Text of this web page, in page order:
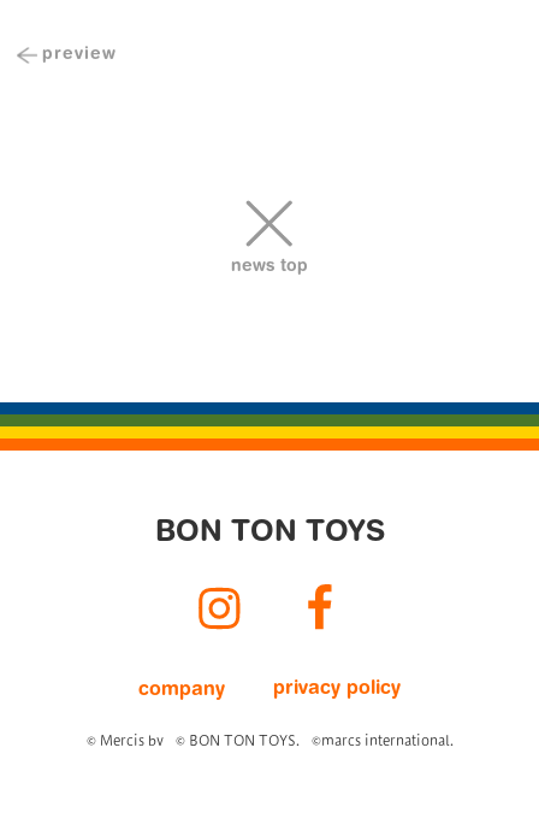
投Previous
preview
news top
BON TON TOYS
Instagram Facebook
company privacy policy
© Mercis bv © BON TON TOYS. ©marcs international.